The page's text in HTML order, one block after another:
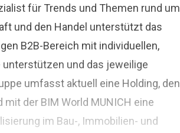
für Trends und Themen rund um
und den Handel unterstützt das
B2B-Bereich mit individuellen,
und das jeweilige
umfasst aktuell eine Holding, den
der BIM World MUNICH eine
im Bau-, Immobilien- und